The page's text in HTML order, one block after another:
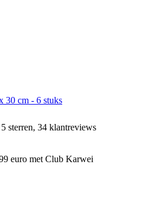
30 cm - 6 stuks
sterren, 34 klantreviews
euro met Club Karwei